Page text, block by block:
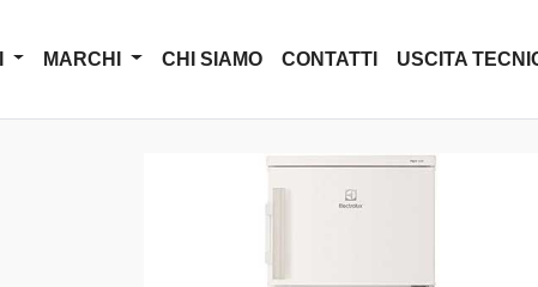
MARCHI CHI SIAMO CONTATTI USCITA